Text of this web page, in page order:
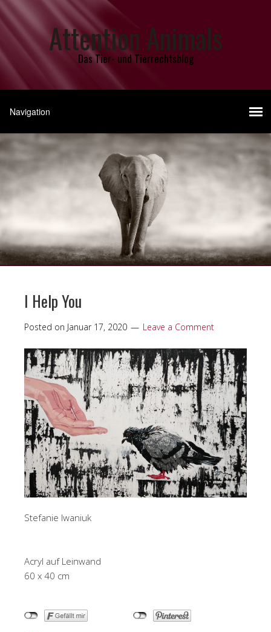
Attention Animals
Das Tier- und Tierrechtsblog
I Help You
Posted on Januar 17, 2020 Leave a Comment
Stefanie Iwaniuk
Acryl auf Leinwand
60 x 40 cm